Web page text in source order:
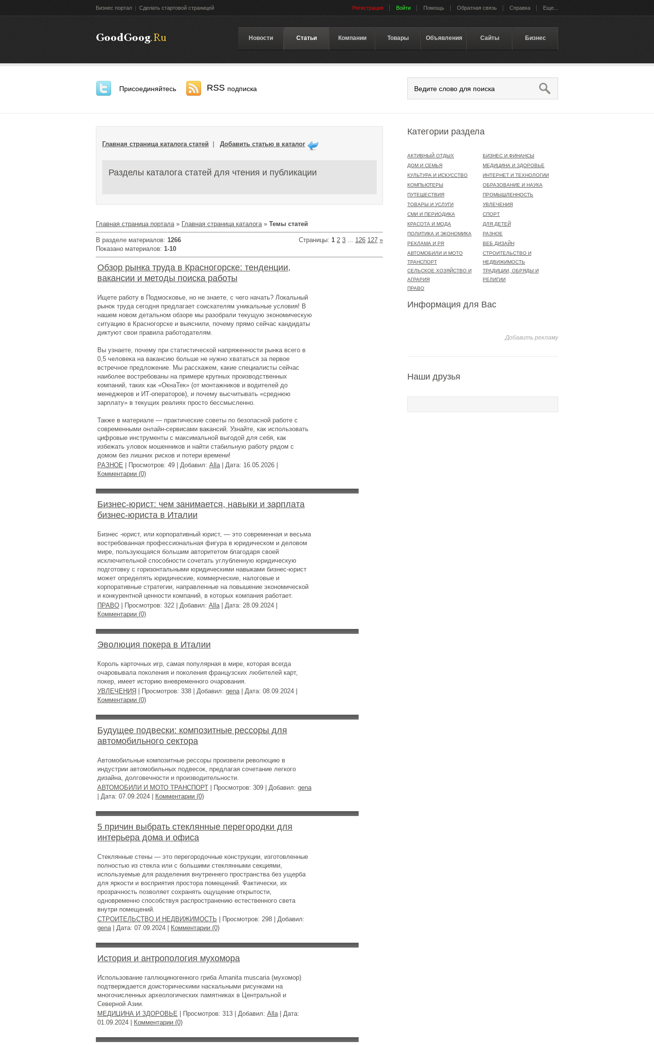
Бизнес портал | Сделать стартовой страницей Регистрация Войти Помощь Обратная связь Справка Еще...
Новости Статьи Компании Товары Объявления Сайты Бизнес
Присоединяйтесь RSS подписка
Главная страница каталога статей Добавить статью в каталог
Разделы каталога статей для чтения и публикации
Главная страница портала» Главная страница каталога» Темы статей
В разделе материалов: 1266
Показано материалов: 1-10
Страницы: 1 2 3 ... 126 127 »
Обзор рынка труда в Красногорске: тенденции,
вакансии и методы поиска работы
Ищете работу в Подмосковье, но не знаете, с чего начать? Локальный
рынок труда сегодня предлагает соискателям уникальные условия! В
нашем новом детальном обзоре мы разобрали текущую экономическую
ситуацию в Красногорске и выяснили, почему прямо сейчас кандидаты
диктуют свои правила работодателям.
Вы узнаете, почему при статистической напряженности рынка всего в
0,5 человека на вакансию больше не нужно хвататься за первое
встречное предложение. Мы расскажем, какие специалисты сейчас
наиболее востребованы на примере крупных производственных
компаний, таких как «ОкнаТек» (от монтажников и водителей до
менеджеров и ИТ-операторов), и почему высчитывать «среднюю
зарплату» в текущих реалиях просто бессмысленно.
Также в материале — практические советы по безопасной работе с
современными онлайн-сервисами вакансий. Узнайте, как использовать
цифровые инструменты с максимальной выгодой для себя, как
избежать уловок мошенников и найти стабильную работу рядом с
домом без лишних рисков и потери времени!
РАЗНОЕ | Просмотров: 49 | Добавил: Alla| Дата: 16.05.2026
Комментарии (0)
Бизнес-юрист: чем занимается, навыки и зарплата
бизнес-юриста в Италии
Бизнес -юрист, или корпоративный юрист, — это современная и весьма
востребованная профессиональная фигура в юридическом и деловом
мире, пользующаяся большим авторитетом благодаря своей
исключительной способности сочетать углубленную юридическую
подготовку с горизонтальными юридическими навыками бизнес-юрист
может определять юридические, коммерческие, налоговые и
корпоративные стратегии, направленные на повышение экономической
и конкурентной ценности компаний, в которых компания работает.
ПРАВО | Просмотров: 322 | Добавил: Alla| Дата: 28.09.2024
Комментарии (0)
Эволюция покера в Италии
Король карточных игр, самая популярная в мире, которая всегда
очаровывала поколения и поколения французских любителей карт,
покер, имеет историю вневременного очарования.
УВЛЕЧЕНИЯ
| Просмотров: 338 | Добавил: gena| Дата: 08.09.2024
Комментарии (0)
Будущее подвески: композитные рессоры для
автомобильного сектора
Автомобильные композитные рессоры произвели революцию в
индустрии автомобильных подвесок, предлагая сочетание легкого
дизайна, долговечности и производительности.
АВТОМОБИЛИ И МОТО ТРАНСПОРТ | Просмотров: 309 | Добавил: gena
| Дата: 07.09.2024 Комментарии (0)
5 причин выбрать стеклянные перегородки для
интерьера дома и офиса
Стеклянные стены — это перегородочные конструкции, изготовленные
полностью из стекла или с большими стеклянными секциями,
используемые для разделения внутреннего пространства без ущерба
для яркости и восприятия простора помещений. Фактически, их
прозрачность позволяет сохранять ощущение открытости,
одновременно способствуя распространению естественного света
внутри помещений.
СТРОИТЕЛЬСТВО И НЕДВИЖИМОСТЬ | Просмотров: 298 | Добавил:
gena| Дата: 07.09.2024 Комментарии (0)
История и антропология мухомора
Использование галлюциногенного гриба Amanita muscaria (мухомор)
подтверждается доисторическими наскальными рисунками на
многочисленных археологических памятниках в Центральной и
Северной Азии.
МЕДИЦИНА И ЗДОРОВЬЕ | Просмотров: 313 | Добавил: Alla| Дата:
01.09.2024
Комментарии (0)
Категории раздела
АКТИВНЫЙ ОТДЫХ
БИЗНЕС И ФИНАНСЫ
ДОМ И СЕМЬЯ
МЕДИЦИНА И ЗДОРОВЬЕ
КУЛЬТУРА И ИСКУССТВО
ИНТЕРНЕТ И ТЕХНОЛОГИИ
КОМПЬЮТЕРЫ
ОБРАЗОВАНИЕ И НАУКА
ПУТЕШЕСТВИЯ
ПРОМЫШЛЕННОСТЬ
ТОВАРЫ И УСЛУГИ
УВЛЕЧЕНИЯ
СМИ И ПЕРИОДИКА
СПОРТ
КРАСОТА И МОДА
ДЛЯ ДЕТЕЙ
ПОЛИТИКА И ЭКОНОМИКА
РАЗНОЕ
РЕКЛАМА И PR
ВЕБ ДИЗАЙН
АВТОМОБИЛИ И МОТО
ТРАНСПОРТ
СТРОИТЕЛЬСТВО И
НЕДВИЖИМОСТЬ
СЕЛЬСКОЕ ХОЗЯЙСТВО И
АГРАРИЯ
ТРАДИЦИИ, ОБРЯДЫ И
РЕЛИГИИ
ПРАВО
Информация для Вас
Добавить рекламу
Наши друзья